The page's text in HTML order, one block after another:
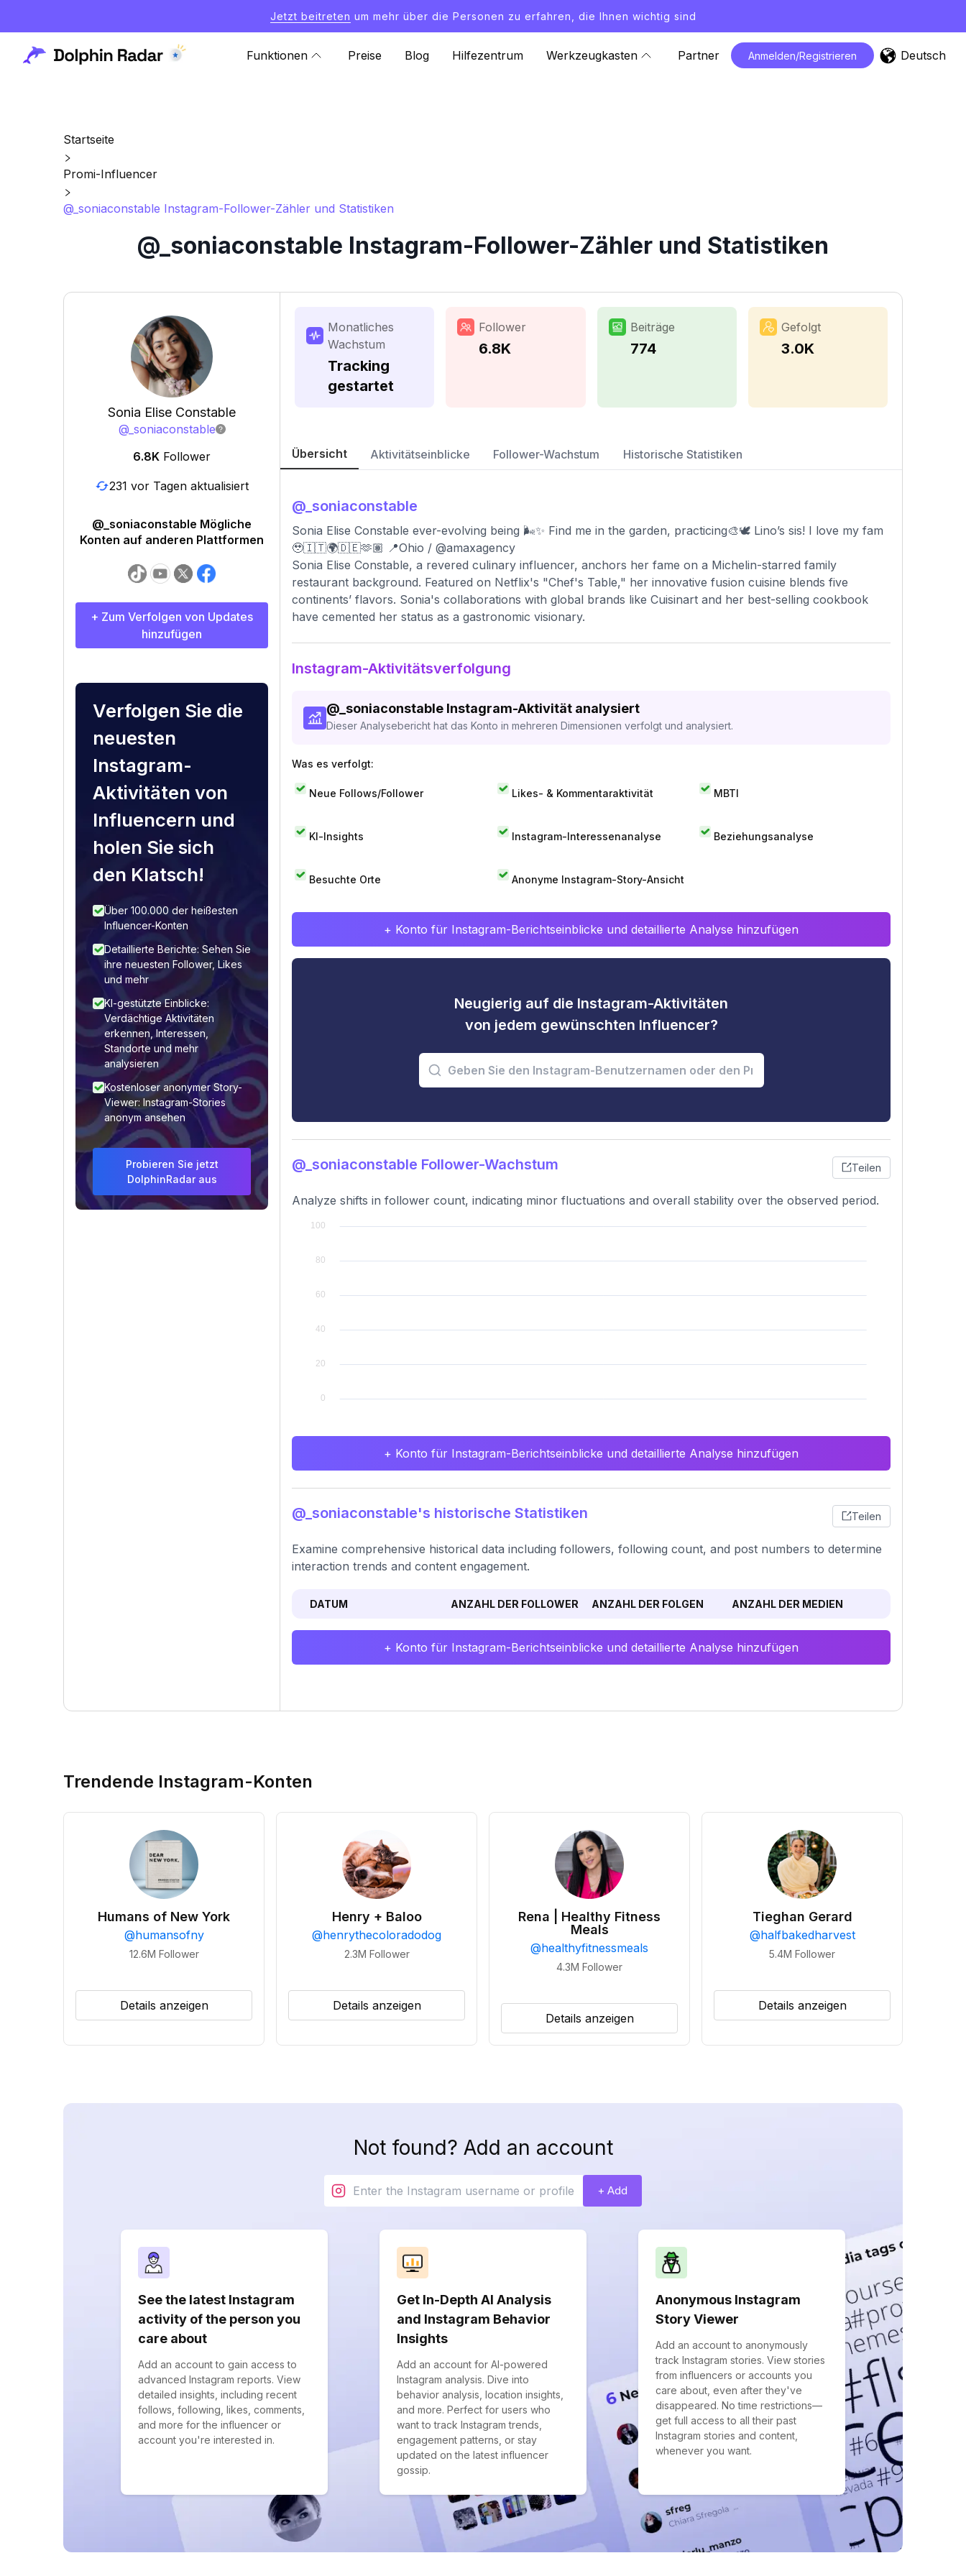
Jetzt beitreten um mehr über die Personen zu erfahren, die Ihnen wichtig sind
Funktionen Preise Blog Hilfezentrum Werkzeugkasten Partner Anmelden/Registrieren Deutsch
Startseite
Promi-Influencer
@_soniaconstable Instagram-Follower-Zähler und Statistiken
@_soniaconstable Instagram-Follower-Zähler und Statistiken
Sonia Elise Constable
@_soniaconstable
6.8K Follower
231 vor Tagen aktualisiert
@_soniaconstable Mögliche
Konten auf anderen Plattformen
+ Zum Verfolgen von Updates
hinzufügen
Verfolgen Sie die
neuesten
Instagram-
Aktivitäten von
Influencern und
holen Sie sich
den Klatsch!
Über 100.000 der heißesten
Influencer-Konten
Detaillierte Berichte: Sehen Sie
ihre neuesten Follower, Likes
und mehr
KI-gestützte Einblicke:
Verdächtige Aktivitäten
erkennen, Interessen,
Standorte und mehr
analysieren
Kostenloser anonymer Story-
Viewer: Instagram-Stories
anonym ansehen
Probieren Sie jetzt
DolphinRadar aus
Monatliches
Wachstum
Tracking
gestartet
Follower
6.8K
Beiträge
774
Gefolgt
3.0K
Übersicht Aktivitätseinblicke Follower-Wachstum Historische Statistiken
@ _soniaconstable
Sonia Elise Constable ever-evolving being 🌬️✨ Find me in the garden, practicing🎨🕊️ Lino’s sis! I love my fam
🥹🇮🇹🌍🇩🇪🫶🏽 📍Ohio / @amaxagency
Sonia Elise Constable, a revered culinary influencer, anchors her fame on a Michelin-starred family
restaurant background. Featured on Netflix's "Chef's Table," her innovative fusion cuisine blends five
continents’ flavors. Sonia's collaborations with global brands like Cuisinart and her best-selling cookbook
have cemented her status as a gastronomic visionary.
Instagram-Aktivitätsverfolgung
@ _soniaconstable Instagram-Aktivität analysiert
Dieser Analysebericht hat das Konto in mehreren Dimensionen verfolgt und analysiert.
Was es verfolgt:
Neue Follows/Follower Likes- & Kommentaraktivität MBTI
KI-Insights Instagram-Interessenanalyse Beziehungsanalyse
Besuchte Orte Anonyme Instagram-Story-Ansicht
+ Konto für Instagram-Berichtseinblicke und detaillierte Analyse hinzufügen
Neugierig auf die Instagram-Aktivitäten
von jedem gewünschten Influencer?
@_soniaconstable Follower-Wachstum Teilen
Analyze shifts in follower count, indicating minor fluctuations and overall stability over the observed period.
+ Konto für Instagram-Berichtseinblicke und detaillierte Analyse hinzufügen
@_soniaconstable's historische Statistiken Teilen
Examine comprehensive historical data including followers, following count, and post numbers to determine
interaction trends and content engagement.
DATUM ANZAHL DER FOLLOWER ANZAHL DER FOLGEN ANZAHL DER MEDIEN
+ Konto für Instagram-Berichtseinblicke und detaillierte Analyse hinzufügen
Trendende Instagram-Konten
Humans of New York
@humansofny
12.6M Follower
Details anzeigen
Henry + Baloo
@henrythecoloradodog
2.3M Follower
Details anzeigen
Rena | Healthy Fitness
Meals
@healthyfitnessmeals
4.3M Follower
Details anzeigen
Tieghan Gerard
@halfbakedharvest
5.4M Follower
Details anzeigen
Not found? Add an account
+ Add
See the latest Instagram
activity of the person you
care about
Add an account to gain access to
advanced Instagram reports. View
detailed insights, including recent
follows, following, likes, comments,
and more for the influencer or
account you're interested in.
Get In-Depth AI Analysis
and Instagram Behavior
Insights
Add an account for AI-powered
Instagram analysis. Dive into
behavior analysis, location insights,
and more. Perfect for users who
want to track Instagram trends,
engagement patterns, or stay
updated on the latest influencer
gossip.
Anonymous Instagram
Story Viewer
Add an account to anonymously
track Instagram stories. View stories
from influencers or accounts you
care about, even after they've
disappeared. No time restrictions—
get full access to all their past
Instagram stories and content,
whenever you want.